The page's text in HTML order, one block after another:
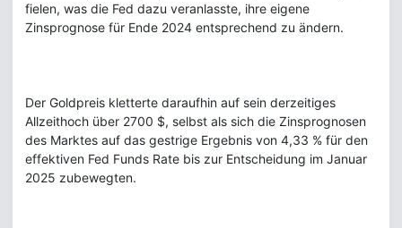
fielen, was die Fed dazu veranlasste, ihre eigene
Zinsprognose für Ende 2024 entsprechend zu ändern.
Der Goldpreis kletterte daraufhin auf sein derzeitiges
Allzeithoch über 2700 $, selbst als sich die Zinsprognosen
des Marktes auf das gestrige Ergebnis von 4,33 % für den
effektiven Fed Funds Rate bis zur Entscheidung im Januar
2025 zubewegten.